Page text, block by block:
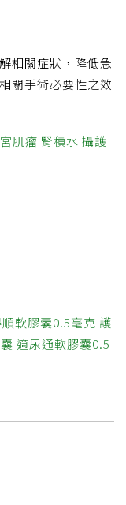
相關症狀，降低急
關手術必要性之效
肌瘤 腎積水 攝護
軟膠囊0.5毫克 護
適尿通軟膠囊0.5